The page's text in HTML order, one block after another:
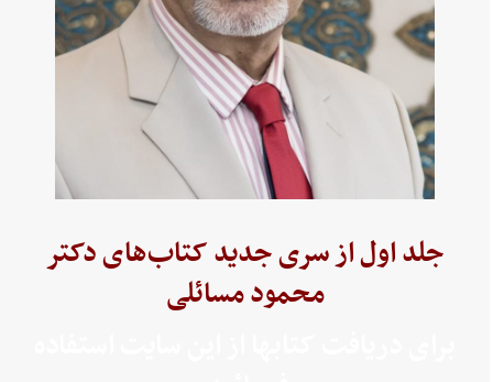
جلد اول از سری جدید کتاب‌های دکتر
محمود مسائلی